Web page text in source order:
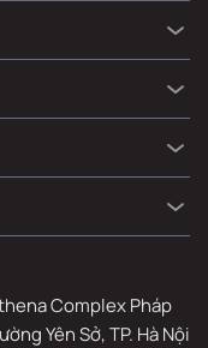
Complex Pháp
Yên Sở, TP. Hà Nội